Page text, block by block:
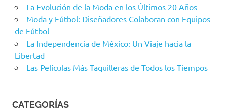
La Evolución de la Moda en los Últimos 20 Años
Moda y Fútbol: Diseñadores Colaboran con Equipos
de Fútbol
La Independencia de México: Un Viaje hacia la
Libertad
Las Películas Más Taquilleras de Todos los Tiempos
CATEGORÍAS